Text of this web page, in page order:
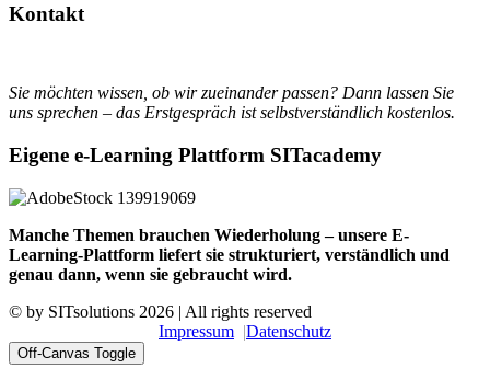
Kontakt
Sie möchten wissen, ob wir zueinander passen? Dann lassen Sie
uns sprechen – das Erstgespräch ist selbstverständlich kostenlos.
Eigene e-Learning Plattform SITacademy
Manche Themen brauchen Wiederholung – unsere E-
Learning-Plattform liefert sie strukturiert, verständlich und
genau dann, wenn sie gebraucht wird.
© by SITsolutions 2026 | All rights reserved
Impressum
Datenschutz
Off-Canvas Toggle